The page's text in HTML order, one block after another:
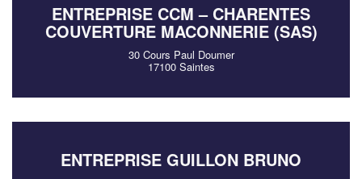
ENTREPRISE CCM – CHARENTES
COUVERTURE MACONNERIE (SAS)
30 Cours Paul Doumer
17100 Saintes
ENTREPRISE GUILLON BRUNO